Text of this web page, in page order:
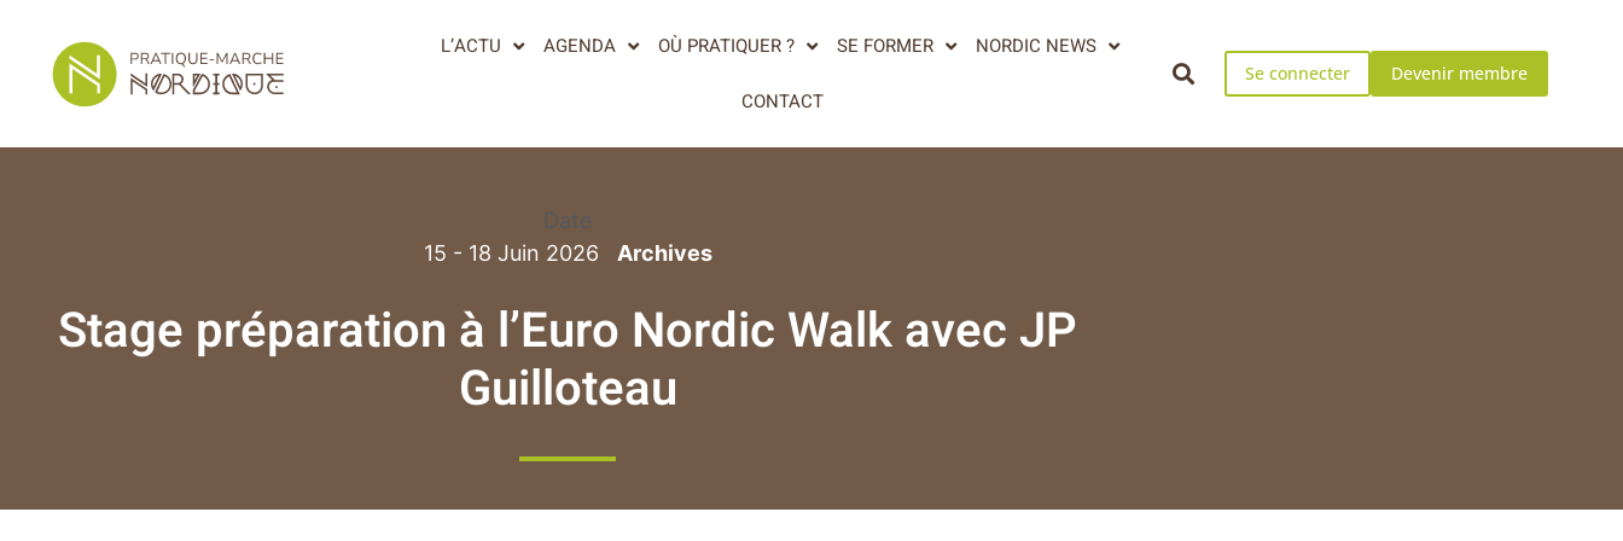
L’ACTU AGENDA OÙ PRATIQUER ? SE FORMER NORDIC NEWS
CONTACT
Se connecter Devenir membre
Date
15 - 18 Juin 2026
Stage préparation à l’Euro Nordic Walk avec JP
Guilloteau